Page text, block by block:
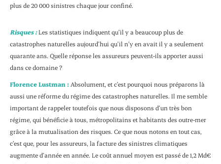
plus de 20 000 sinistres chaque jour confiné.
Risques :Les statistiques indiquent qu’il y a beaucoup plus de
catastrophes naturelles aujourd’hui qu’il n’y en avait il y a seulement
quarante ans. Quelle réponse les assureurs peuvent-ils apporter aussi
dans ce domaine ?
Florence Lustman : Absolument, et c’est pourquoi nous préparons là
aussi une réforme du régime des catastrophes naturelles. Il me semble
important de rappeler toutefois que nous disposons d’un très bon
régime, qui bénéficie à tous, métropolitains et habitants des outre-mer
grâce à la mutualisation des risques. Ce que nous notons en tout cas,
c’est que, pour les assureurs, la facture des sinistres climatiques
augmente d’année en année. Le coût annuel moyen est passé de 1,2 Md€